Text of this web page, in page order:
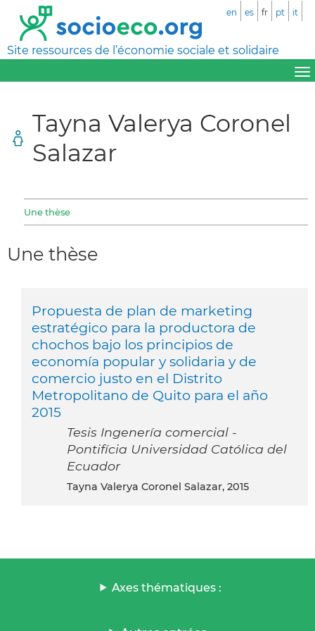
Site ressources de l’économie sociale et solidaire
en es fr pt it
Tayna Valerya Coronel
Salazar
Une thèse
Une thèse
Propuesta de plan de marketing
estratégico para la productora de
chochos bajo los principios de
economía popular y solidaria y de
comercio justo en el Distrito
Metropolitano de Quito para el año
2015
Tesis Ingenería comercial -
Pontifícia Universidad Católica del
Ecuador
Tayna Valerya Coronel Salazar, 2015
Axes thématiques :